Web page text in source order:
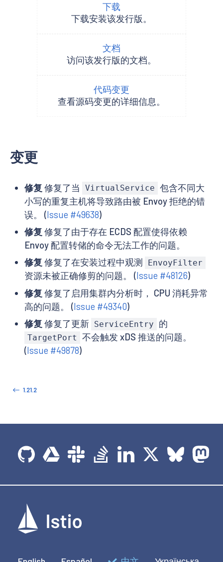
下载
下载安装该发行版。
文档
访问该发行版的文档。
代码变更
查看源码变更的详细信息。
变更
修复 修复了当 VirtualService 包含不同大
小写的重复主机将导致路由被 Envoy 拒绝的错
误。 (Issue #49638)
修复 修复了由于存在 ECDS 配置使得依赖
Envoy 配置转储的命令无法工作的问题。
修复 修复了在安装过程中观测 EnvoyFilter
资源未被正确修剪的问题。 (Issue #48126)
修复 修复了启用集群内分析时， CPU 消耗异常
高的问题。 (Issue #49340)
修复 修复了更新 ServiceEntry 的
TargetPort
不会触发 xDS 推送的问题。
(Issue #49878)
1.21.2